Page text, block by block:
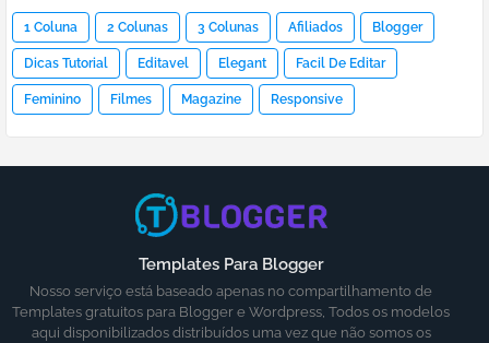
1 Coluna 2 Colunas 3 Colunas Afiliados Blogger
Dicas Tutorial Editavel Elegant Facil De Editar
Feminino Filmes Magazine Responsive
Templates Para Blogger
Nosso serviço está baseado apenas no compartilhamento de
Templates gratuitos para Blogger e Wordpress, Todos os modelos
aqui disponibilizados distribuídos uma vez que não somos os